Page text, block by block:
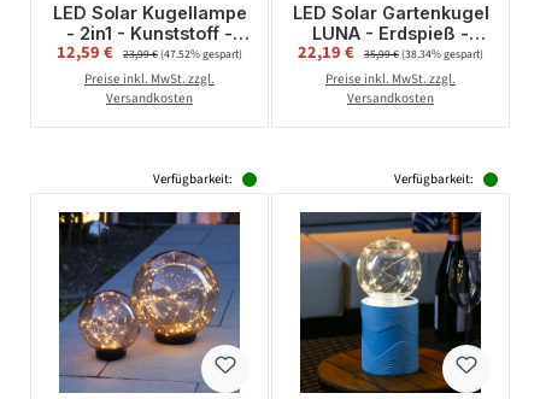
LED Solar Kugellampe
- 2in1 - Kunststoff -
warmweiße LED
Drahtlichterkette - D:
20cm - bernstein
Verkaufspreis:
12,59 € Regulärer Preis:
23,99 €(47.52% gespart)
Preise inkl. MwSt. zzgl.
Versandkosten
LED Solar Gartenkugel
LUNA - Erdspieß -
warmweiße LED - H:
37cm - D: 20cm -
Dämmerungssensor
Verkaufspreis:
22,19 € Regulärer Preis:
35,99 €(38.34% gespart)
Preise inkl. MwSt. zzgl.
Versandkosten
Verfügbarkeit: Verfügbarkeit: